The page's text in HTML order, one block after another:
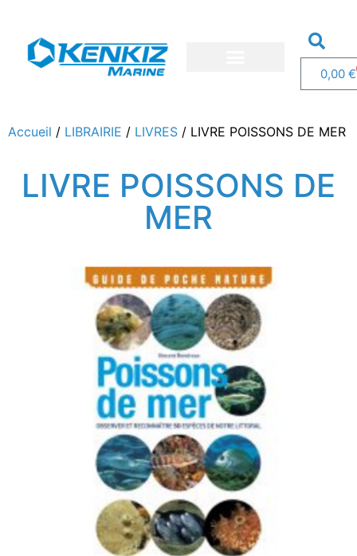
0,00 €
Accueil / LIBRAIRIE / LIVRES / LIVRE POISSONS DE MER
LIVRE POISSONS DE
MER